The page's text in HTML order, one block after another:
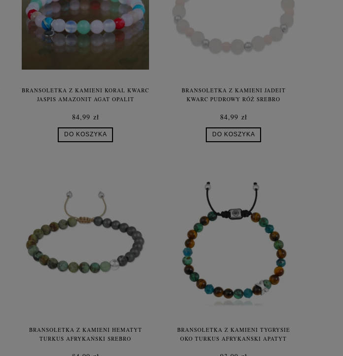
BRANSOLETKA Z KAMIENI KORAL KWARC
JASPIS AMAZONIT AGAT OPALIT
84,99 zł
DO KOSZYKA
BRANSOLETKA Z KAMIENI JADEIT
KWARC PUDROWY RÓŻ SREBRO
84,99 zł
DO KOSZYKA
BRANSOLETKA Z KAMIENI HEMATYT
TURKUS AFRYKAŃSKI SREBRO
BRANSOLETKA Z KAMIENI TYGRYSIE
OKO TURKUS AFRYKAŃSKI APATYT